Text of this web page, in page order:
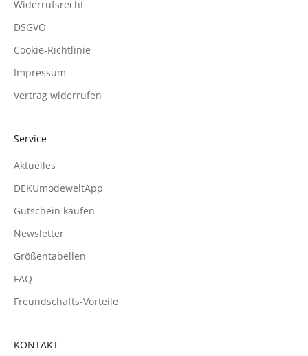
Widerrufsrecht
DSGVO
Cookie-Richtlinie
Impressum
Vertrag widerrufen
Service
Aktuelles
DEKUmodeweltApp
Gutschein kaufen
Newsletter
Größentabellen
FAQ
Freundschafts-Vorteile
KONTAKT